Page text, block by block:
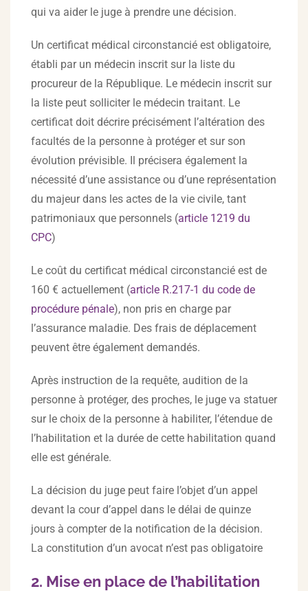
qui va aider le juge à prendre une décision.
Un certificat médical circonstancié est obligatoire,
établi par un médecin inscrit sur la liste du
procureur de la République. Le médecin inscrit sur
la liste peut solliciter le médecin traitant. Le
certificat doit décrire précisément l’altération des
facultés de la personne à protéger et sur son
évolution prévisible. Il précisera également la
nécessité d’une assistance ou d’une représentation
du majeur dans les actes de la vie civile, tant
patrimoniaux que personnels (article 1219 du
CPC)
Le coût du certificat médical circonstancié est de
160 € actuellement (article R.217-1 du code de
procédure pénale), non pris en charge par
l’assurance maladie. Des frais de déplacement
peuvent être également demandés.
Après instruction de la requête, audition de la
personne à protéger, des proches, le juge va statuer
sur le choix de la personne à habiliter, l’étendue de
l’habilitation et la durée de cette habilitation quand
elle est générale.
La décision du juge peut faire l’objet d’un appel
devant la cour d’appel dans le délai de quinze
jours à compter de la notification de la décision.
La constitution d’un avocat n’est pas obligatoire
2. Mise en place de l’habilitation